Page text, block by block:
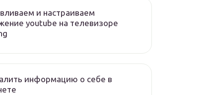
и настраиваем
youtube на телевизоре
информацию о себе в